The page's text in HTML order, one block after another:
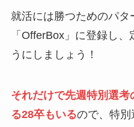
就活には勝つためのパタ
「OfferBox」に登録し
うにしましょう！
それだけで先週特別選
る28卒もいるので、特別